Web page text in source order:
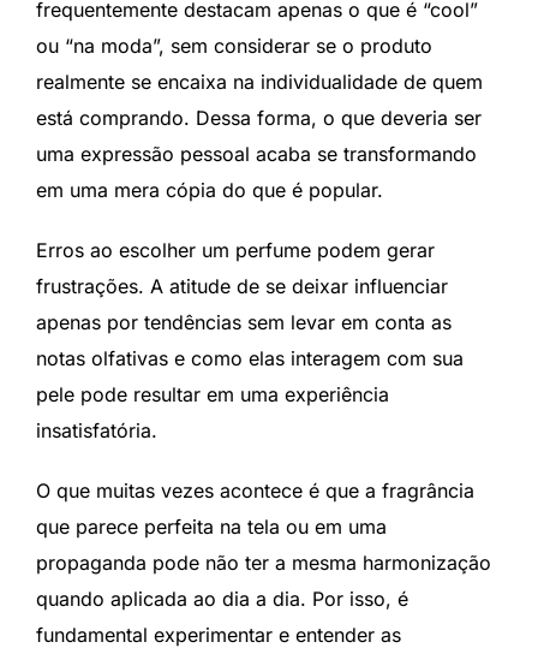
frequentemente destacam apenas o que é “cool”
ou “na moda”, sem considerar se o produto
realmente se encaixa na individualidade de quem
está comprando. Dessa forma, o que deveria ser
uma expressão pessoal acaba se transformando
em uma mera cópia do que é popular.
Erros ao escolher um perfume podem gerar
frustrações. A atitude de se deixar influenciar
apenas por tendências sem levar em conta as
notas olfativas e como elas interagem com sua
pele pode resultar em uma experiência
insatisfatória.
O que muitas vezes acontece é que a fragrância
que parece perfeita na tela ou em uma
propaganda pode não ter a mesma harmonização
quando aplicada ao dia a dia. Por isso, é
fundamental experimentar e entender as